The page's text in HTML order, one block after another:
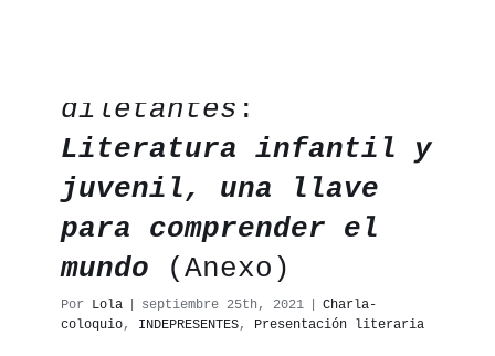
diletantes :
Literatura infantil y
juvenil, una llave
para comprender el
mundo (Anexo)
Por Lola septiembre 25th, 2021
Charla-
coloquio, INDEPRESENTES, Presentación literaria